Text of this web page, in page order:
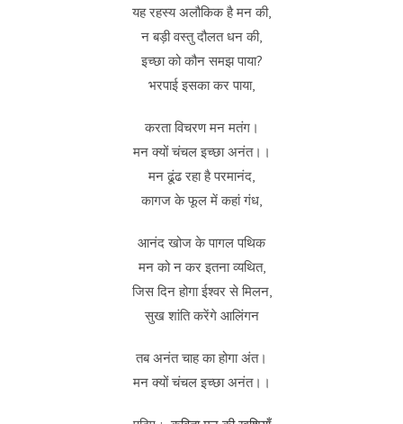
यह रहस्य अलौकिक है मन की,
न बड़ी वस्तु दौलत धन की,
इच्छा को कौन समझ पाया?
भरपाई इसका कर पाया,
करता विचरण मन मतंग।
मन क्यों चंचल इच्छा अनंत।।
मन ढूंढ रहा है परमानंद,
कागज के फूल में कहां गंध,
आनंद खोज के पागल पथिक
मन को न कर इतना व्यथित,
जिस दिन होगा ईश्वर से मिलन,
सुख शांति करेंगे आलिंगन
तब अनंत चाह का होगा अंत।
मन क्यों चंचल इच्छा अनंत।।